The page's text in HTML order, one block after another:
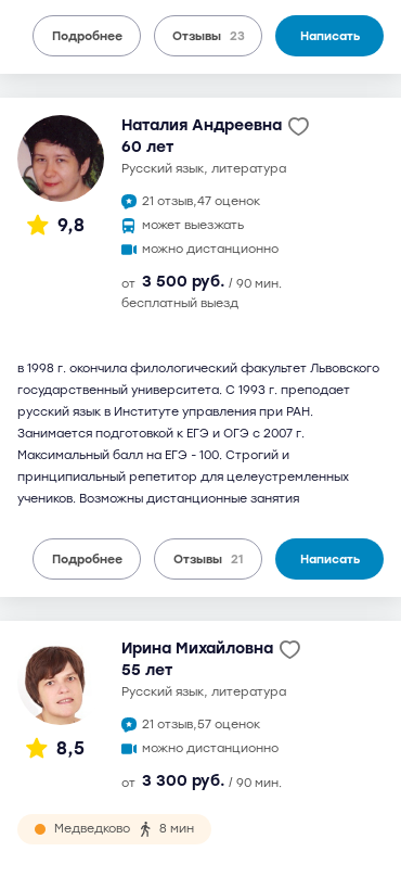
Подробнее Отзывы 23 Написать
9,8
Наталия Андреевна
60 лет
русский язык, литература
21 отзыв,47 оценок
может выезжать
можно дистанционно
от 3 500 руб. / 90 мин.
бесплатный выезд
в 1998 г. окончила филологический факультет Львовского
государственный университета. С 1993 г. преподает
русский язык в Институте управления при РАН.
Занимается подготовкой к ЕГЭ и ОГЭ с 2007 г.
Максимальный балл на ЕГЭ - 100. Строгий и
принципиальный репетитор для целеустремленных
учеников. Возможны дистанционные занятия
Подробнее Отзывы 21 Написать
8,5
Ирина Михайловна
55 лет
русский язык, литература
21 отзыв,57 оценок
можно дистанционно
от 3 300 руб. / 90 мин.
Медведково 8 мин